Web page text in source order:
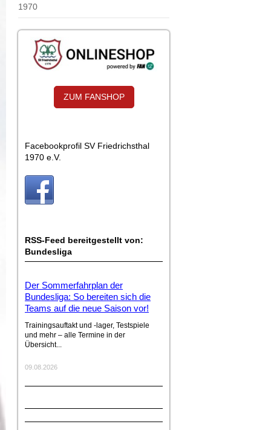
1970
ZUM FANSHOP
Facebookprofil SV Friedrichsthal
1970 e.V.
RSS-Feed bereitgestellt von:
Bundesliga
Der Sommerfahrplan der
Bundesliga: So bereiten sich die
Teams auf die neue Saison vor!
Trainingsauftakt und -lager, Testspiele
und mehr – alle Termine in der
Übersicht...
09.08.2026